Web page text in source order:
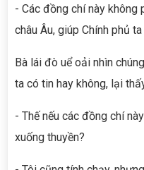
- Các đồng chí này
châu Âu, giúp Chính phủ
Bà lái đò uể oải nhìn
ta có tin hay không, lại
- Thế nếu các đồng chí
xuống thuyền?